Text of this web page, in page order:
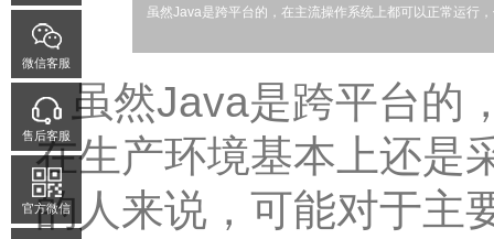
虽然Java是跨平台的，在主流操作系统上都可以正常运行
虽然Java是跨平台的
在生产环境基本上还是
的人来说，可能对于主
微信客服
售后客服
官方微信